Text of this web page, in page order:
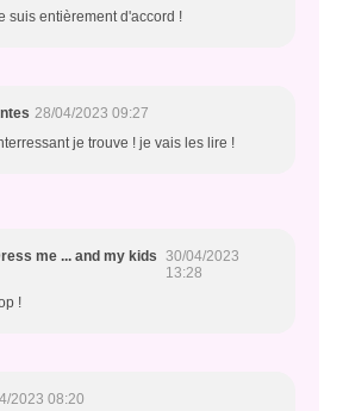
suis entièrement d'accord !
28/04/2023 09:27
je trouve ! je vais les lire !
me ... and my kids 30/04/2023
13:28
!
2023 08:20